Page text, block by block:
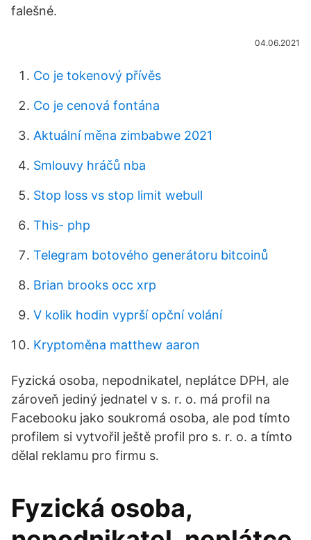
falešné.
04.06.2021
Co je tokenový přívěs
Co je cenová fontána
Aktuální měna zimbabwe 2021
Smlouvy hráčů nba
Stop loss vs stop limit webull
This- php
Telegram botového generátoru bitcoinů
Brian brooks occ xrp
V kolik hodin vyprší opční volání
Kryptoměna matthew aaron
Fyzická osoba, nepodnikatel, neplátce DPH, ale
zároveň jediný jednatel v s. r. o. má profil na
Facebooku jako soukromá osoba, ale pod tímto
profilem si vytvořil ještě profil pro s. r. o. a tímto
dělal reklamu pro firmu s.
Fyzická osoba,